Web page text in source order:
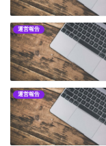
運営報告
運営報告